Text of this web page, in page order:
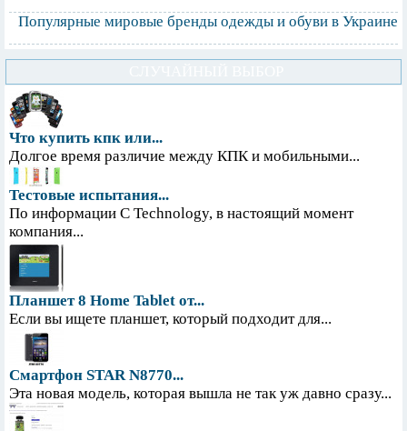
Популярные мировые бренды одежды и обуви в Украине
Что купить кпк или...
Долгое время различие между КПК и мобильными...
Тестовые испытания...
По информации С Technology, в настоящий момент
компания...
Планшет 8 Home Tablet от...
Если вы ищете планшет, который подходит для...
Смартфон STAR N8770...
Эта новая модель, которая вышла не так уж давно сразу...